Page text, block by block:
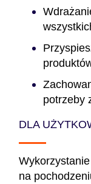
potrzeby
DLA
na